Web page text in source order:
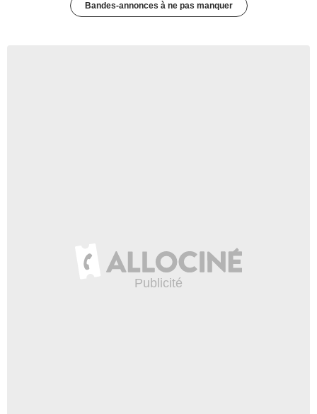
Bandes-annonces à ne pas manquer